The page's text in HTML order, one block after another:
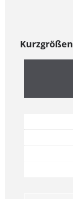
Kurzgrößen